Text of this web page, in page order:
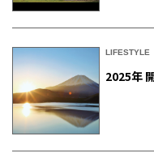
LIFESTYLE
2025年